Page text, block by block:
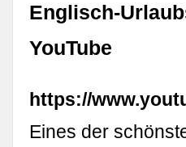
Englisch-
YouTube
https://
Eines der